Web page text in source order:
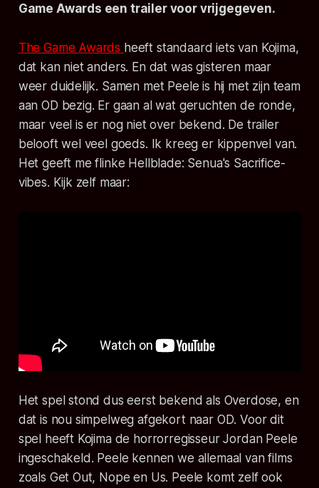
Game Awards een trailer voor vrijgegeven.
The Game Awards heeft standaard iets van Kojima,
dat kan niet anders. En dat was gisteren maar
weer duidelijk. Samen met Peele is hij met zijn team
aan OD bezig. Er gaan al wat geruchten de ronde,
maar veel is er nog niet over bekend. De trailer
belooft wel veel goeds. Ik kreeg er kippenvel van.
Het geeft me flinke Hellblade: Senua's Sacrifice-
vibes. Kijk zelf maar:
Het spel stond dus eerst bekend als Overdose, en
dat is nou simpelweg afgekort naar OD. Voor dit
spel heeft Kojima de horrorregisseur Jordan Peele
ingeschakeld. Peele kennen we allemaal van films
zoals Get Out, Nope en Us. Peele komt zelf ook